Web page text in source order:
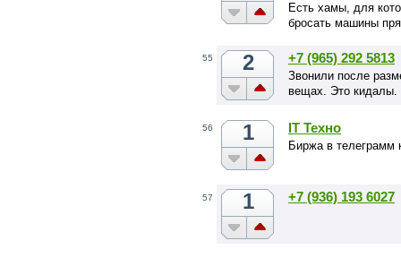
Есть хамы, для
бросать машины
55 2 +7 (965) 292 5813
Звонили после
вещах. Это кидалы.
56 1 IT Техно
Биржа в телеграмм
57 1 +7 (936) 193 6027